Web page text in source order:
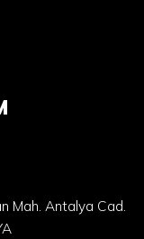
Mah. Antalya Cad.